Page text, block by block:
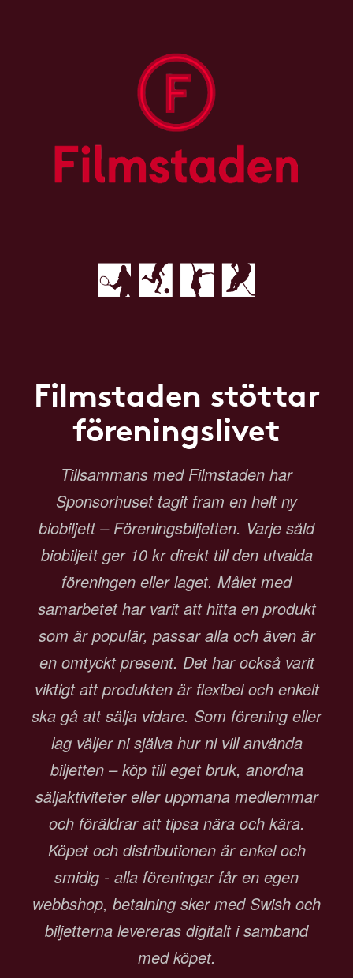
Filmstaden stöttar
föreningslivet
Tillsammans med Filmstaden har
Sponsorhuset tagit fram en helt ny
biobiljett – Föreningsbiljetten. Varje såld
biobiljett ger 10 kr direkt till den utvalda
föreningen eller laget. Målet med
samarbetet har varit att hitta en produkt
som är populär, passar alla och även är
en omtyckt present. Det har också varit
viktigt att produkten är flexibel och enkelt
ska gå att sälja vidare. Som förening eller
lag väljer ni själva hur ni vill använda
biljetten – köp till eget bruk, anordna
säljaktiviteter eller uppmana medlemmar
och föräldrar att tipsa nära och kära.
Köpet och distributionen är enkel och
smidig - alla föreningar får en egen
webbshop, betalning sker med Swish och
biljetterna levereras digitalt i samband
med köpet.